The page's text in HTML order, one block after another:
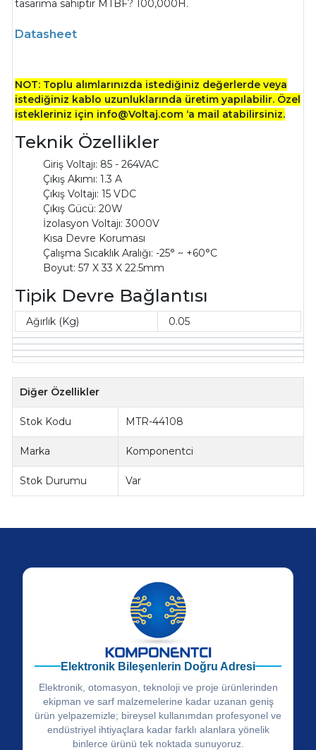
tasarıma sahiptir MTBF? 100,000H.
Datasheet
NOT: Toplu alımlarınızda istediğiniz değerlerde veya
istediğiniz kablo uzunluklarında üretim yapılabilir. Özel
istekleriniz için info@Voltaj.com ‘a mail atabilirsiniz.
Teknik Özellikler
Giriş Voltajı: 85 - 264VAC
Çıkış Akımı: 1.3 A
Çıkış Voltajı: 15 VDC
Çıkış Gücü: 20W
İzolasyon Voltajı: 3000V
Kısa Devre Koruması
Çalışma Sıcaklık Aralığı: -25° ~ +60°C
Boyut:57 X 33 X 22.5mm
Tipik Devre Bağlantısı
Ağırlık (Kg) 0.05
Diğer Özellikler
Stok Kodu MTR-44108
Marka Komponentci
Stok Durumu Var
Elektronik Bileşenlerin Doğru Adresi
Elektronik, otomasyon, teknoloji ve proje ürünlerinden
ekipman ve sarf malzemelerine kadar uzanan geniş
ürün yelpazemizle; bireysel kullanımdan profesyonel ve
endüstriyel ihtiyaçlara kadar farklı alanlara yönelik
binlerce ürünü tek noktada sunuyoruz.